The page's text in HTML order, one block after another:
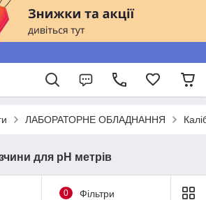
ЛАБОРАТОРНЕ ОБЛАДНАННЯ
для рН метрів
0 Фільтри